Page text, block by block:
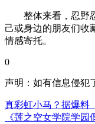
整体来看，忍野忍
己或身边的朋友们收
情感寄托。
0
声明：如有信息侵犯
真彩虹小马？据爆料
《莲之空女学院学